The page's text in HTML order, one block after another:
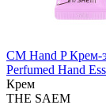
СМ Hand P Крем-
Perfumed Hand
Крем
THE SAEM